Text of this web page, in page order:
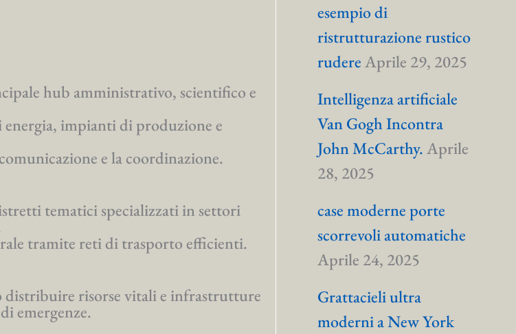
hub amministrativo, scientifico e
impianti di produzione e
e la coordinazione.
tematici specializzati in settori
tramite reti di trasporto efficienti.
distribuire risorse vitali e infrastrutture
emergenze.
esempio di
ristrutturazione rustico
rudereAprile 29, 2025
Intelligenza artificiale
Van Gogh Incontra
John McCarthy.Aprile
28, 2025
case moderne porte
scorrevoli automatiche
Aprile 24, 2025
Grattacieli ultra
moderni a New York